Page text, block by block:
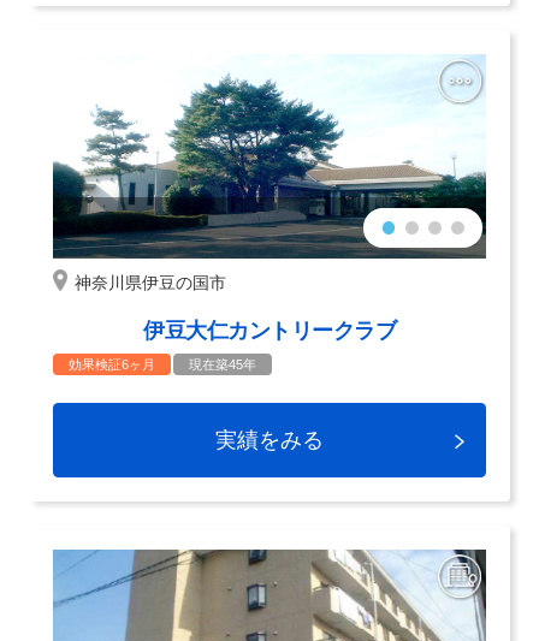
神奈川県伊豆の国市
伊豆大仁カントリークラブ
効果検証6ヶ月 現在築45年
実績をみる